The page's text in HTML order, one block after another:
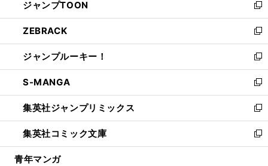
く
で
開
く
ド
ウ
で
開
く
ィ
ン
ド
ウ
で
開
く
い
ウ
ィ
ン
ド
ウ
で
開
く
ジャンプTOON
新
し
い
ウ
ィ
ン
ド
ウ
で
開
く
ZEBRACK
新
し
い
ウ
ィ
ン
ド
ウ
で
開
ジャンプルーキー！
新
し
い
ウ
ィ
ン
ド
ウ
S-MANGA
新
し
い
ウ
ィ
ン
集英社ジャンプリミックス
新
し
い
ウ
集英社コミック文庫
新
し
青年マンガ